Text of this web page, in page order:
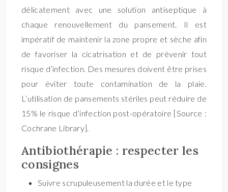
délicatement avec une solution antiseptique à
chaque renouvellement du pansement. Il est
impératif de maintenir la zone propre et sèche afin
de favoriser la cicatrisation et de prévenir tout
risque d’infection. Des mesures doivent être prises
pour éviter toute contamination de la plaie.
L’utilisation de pansements stériles peut réduire de
15% le risque d’infection post-opératoire [Source :
Cochrane Library].
Antibiothérapie : respecter les
consignes
Suivre scrupuleusement la durée et le type